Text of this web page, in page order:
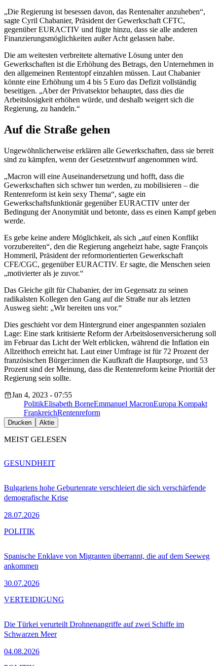
„Die Regierung ist besessen davon, das Rentenalter anzuheben“,
sagte Cyril Chabanier, Präsident der Gewerkschaft CFTC,
gegenüber EURACTIV und fügte hinzu, dass sie alle anderen
Finanzierungsmöglichkeiten außer Acht gelassen habe.
Die am weitesten verbreitete alternative Lösung unter den
Gewerkschaften ist die Erhöhung des Betrags, den Unternehmen in
den allgemeinen Rententopf einzahlen müssen. Laut Chabanier
könnte eine Erhöhung um 4 bis 5 Euro das Defizit vollständig
beseitigen. „Aber der Privatsektor behauptet, dass dies die
Arbeitslosigkeit erhöhen würde, und deshalb weigert sich die
Regierung, zu handeln.“
Auf die Straße gehen
Ungewöhnlicherweise erklären alle Gewerkschaften, dass sie bereit
sind zu kämpfen, wenn der Gesetzentwurf angenommen wird.
„Macron will eine Auseinandersetzung und hofft, dass die
Gewerkschaften sich schwer tun werden, zu mobilisieren – die
Rentenreform ist kein sexy Thema“, sagte ein
Gewerkschaftsfunktionär gegenüber EURACTIV unter der
Bedingung der Anonymität und betonte, dass es einen Kampf geben
werde.
Es gebe keine andere Möglichkeit, als sich „auf einen Konflikt
vorzubereiten“, den die Regierung angeheizt habe, sagte François
Hommeril, Präsident der reformorientierten Gewerkschaft
CFE/CGC, gegenüber EURACTIV. Er sagte, die Menschen seien
„motivierter als je zuvor.“
Das Gleiche gilt für Chabanier, der im Gegensatz zu seinen
radikalsten Kollegen den Gang auf die Straße nur als letzten
Ausweg sieht: „Wir bereiten uns vor.“
Dies geschieht vor dem Hintergrund einer angespannten sozialen
Lage: Eine stark kritisierte Reform der Arbeitslosenversicherung soll
im Februar das Licht der Welt erblicken, während die Inflation ein
Allzeithoch erreicht hat. Laut einer Umfrage ist für 72 Prozent der
französischen Bürger:innen die Kaufkraft die Hauptsorge, und 53
Prozent sind der Meinung, dass die Rentenreform keine Priorität der
Regierung sein sollte.
Jan 4, 2023 - 07:55
PolitikElisabeth BorneEmmanuel MacronEuropa Kompakt
FrankreichRentenreform
Drucken Aktie
MEIST GELESEN
Bulgariens hohe Geburtenrate verschleiert die sich verschärfende
demografische Krise
28.07.2026
GESUNDHEIT
Spanische Enklave von Migranten überrannt, die auf dem Seeweg
ankommen
30.07.2026
POLITIK
Die Türkei verurteilt Drohnenangriffe auf zwei Schiffe im
Schwarzen Meer
04.08.2026
VERTEIDIGUNG